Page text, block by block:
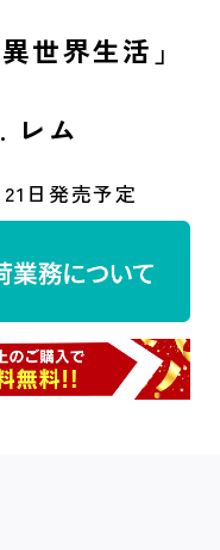
世界生活」
レム
日発売予定